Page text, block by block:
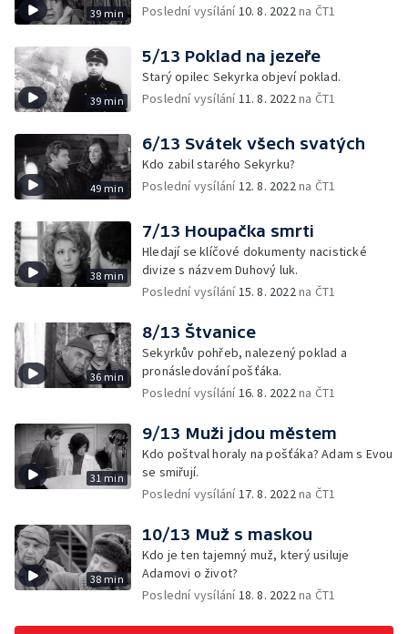
39 min
Poslední vysílání10. 8. 2022na ČT1
39 min
5/13 Poklad na jezeře
Starý opilec Sekyrka objeví poklad.
Poslední vysílání11. 8. 2022na ČT1
49 min
6/13 Svátek všech svatých
Kdo zabil starého Sekyrku?
Poslední vysílání12. 8. 2022na ČT1
38 min
7/13 Houpačka smrti
Hledají se klíčové dokumenty nacistické
divize s názvem Duhový luk.
Poslední vysílání15. 8. 2022na ČT1
36 min
8/13 Štvanice
Sekyrkův pohřeb, nalezený poklad a
pronásledování pošťáka.
Poslední vysílání16. 8. 2022na ČT1
31 min
9/13 Muži jdou městem
Kdo poštval horaly na pošťáka? Adam s Evou
se smiřují.
Poslední vysílání17. 8. 2022na ČT1
38 min
10/13 Muž s maskou
Kdo je ten tajemný muž, který usiluje
Adamovi o život?
Poslední vysílání18. 8. 2022na ČT1